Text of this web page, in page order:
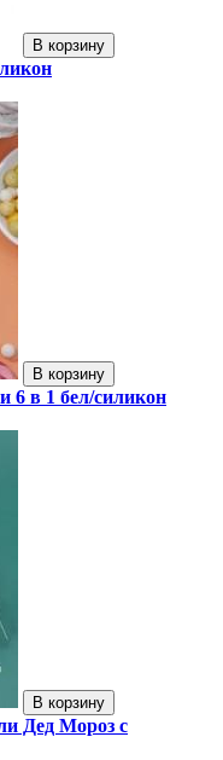
В корзину
В корзину
6 в 1 бел/силикон
В корзину
Дед Мороз с